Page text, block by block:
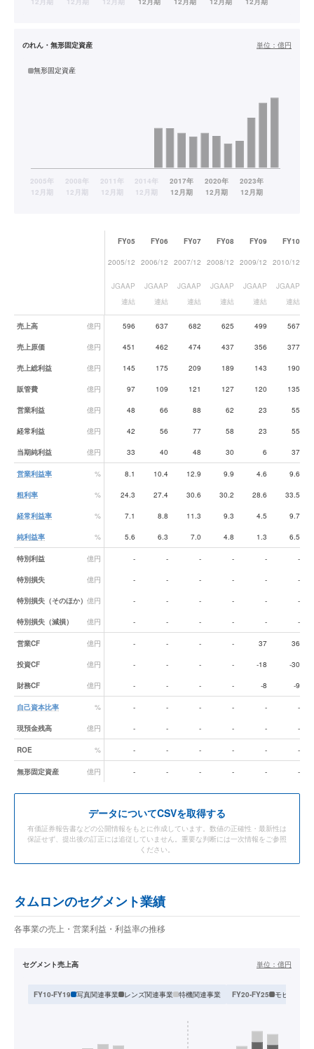
のれん・無形固定資産 単位： 億円
無形固定資産
業績データ一覧
FY05 FY06 FY07 FY08 FY09 FY10
2005/12 2006/12 2007/12 2008/12 2009/12 2010/12
JGAAP
連結
JGAAP
連結
JGAAP
連結
JGAAP
連結
JGAAP
連結
JGAAP
連結
売上高 億円 596 637 682 625 499 567
売上原価 億円 451 462 474 437 356 377
売上総利益 億円 145 175 209 189 143 190
販管費 億円 97 109 121 127 120 135
営業利益 億円 48 66 88 62 23 55
経常利益 億円 42 56 77 58 23 55
当期純利益 億円 33 40 48 30 6 37
営業利益率 % 8.1 10.4 12.9 9.9 4.6 9.6
粗利率 % 24.3 27.4 30.6 30.2 28.6 33.5
経常利益率 % 7.1 8.8 11.3 9.3 4.5 9.7
純利益率 % 5.6 6.3 7.0 4.8 1.3 6.5
特別利益 億円 - - - - - -
特別損失 億円 - - - - - -
特別損失（そのほか） 億円 - - - - - -
特別損失（減損） 億円 - - - - - -
営業CF 億円 - - - - 37 36
投資CF 億円 - - - - -18 -30
財務CF 億円 - - - - -8 -9
自己資本比率 % - - - - - -
現預金残高 億円 - - - - - -
ROE % - - - - - -
無形固定資産 億円 - - - - - -
データについてCSVを取得する
有価証券報告書などの公開情報をもとに作成しています。数値の正確性・最新性は
保証せず、提出後の訂正には追従していません。重要な判断には一次情報をご参照
ください。
タムロンのセグメント業績
各事業の売上・営業利益・利益率の推移
セグメント売上高 単位： 億円
FY10-FY19 写真関連事業 レンズ関連事業 特機関連事業 FY20-FY25 モビリティ